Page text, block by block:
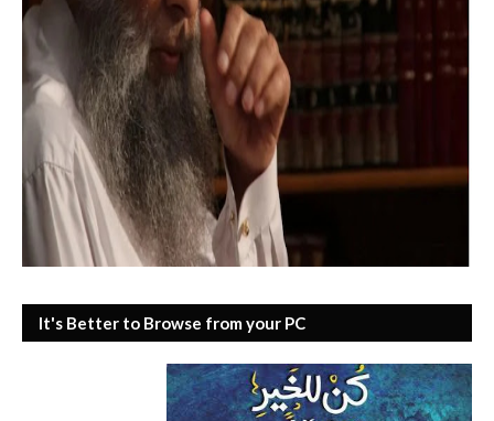
It's Better to Browse from your PC